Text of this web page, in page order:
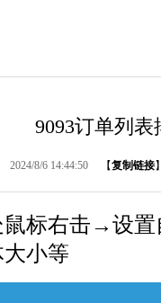
9093订单列
2024/8/6 14:44:50 【复制链接
鼠标右击→设
小等